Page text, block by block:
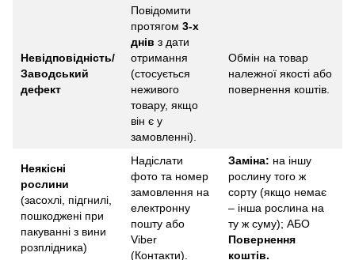
Невідповідність/
Заводський
дефект
Повідомити
протягом 3-х
днів з дати
отримання
(стосується
неживого
товару, якщо
він є у
замовленні).
Обмін на товар
належної якості або
повернення коштів.
Неякісні
рослини
(засохлі, підгнилі,
пошкоджені при
пакуванні з вини
розплідника)
Надіслати
фото та номер
замовлення на
електронну
пошту або
Viber
(Контакти).
Заміна: на іншу
рослину того ж
сорту (якщо немає
– інша рослина на
ту ж суму); АБО
Повернення
коштів.